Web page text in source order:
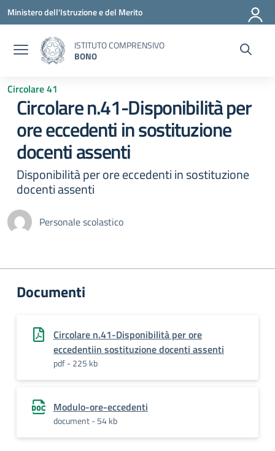
Vai ai contenuti
Vai al menu di navigazione
Vai al footer
Ministero dell'Istruzione e del Merito
ISTITUTO COMPRENSIVO
BONO
Circolare 41
Circolare n.41-Disponibilità per
ore eccedenti in sostituzione
docenti assenti
Disponibilità per ore eccedenti in sostituzione
docenti assenti
Personale scolastico
Documenti
Circolare n.41-Disponibilità per ore
eccedentiin sostituzione docenti assenti
pdf - 225 kb
Modulo-ore-eccedenti
document - 54 kb